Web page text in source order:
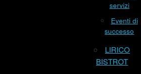
servizi
Eventi di
successo
LIRICO
BISTROT